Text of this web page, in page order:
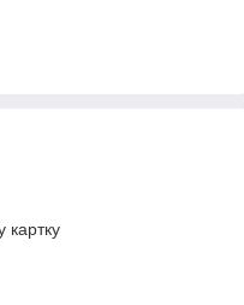
картку